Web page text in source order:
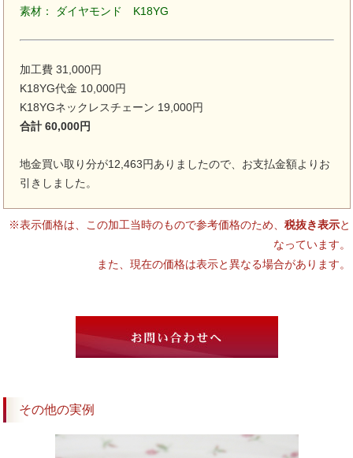
素材： ダイヤモンド K18YG
加工費 31,000円
K18YG代金 10,000円
K18YGネックレスチェーン 19,000円
合計 60,000円
地金買い取り分が12,463円ありましたので、お支払金額よりお
引きしました。
※表示価格は、この加工当時のもので参考価格のため、 税抜き表示と
なっています。
また、現在の価格は表示と異なる場合があります。
その他の実例